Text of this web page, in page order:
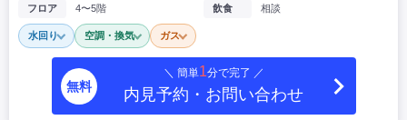
フロア
4〜5階
飲食
相談
水回り 空調・換気 ガス
無料
＼ 簡単1分で完了 ／
内見予約・お問い合わせ